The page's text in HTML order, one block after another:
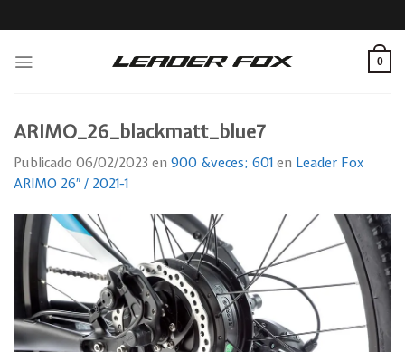
to
0
ARIMO_26_blackmatt_blue7
Publicado 06/02/2023 en 900 &veces; 601 en Leader Fox
ARIMO 26″ / 2021-1